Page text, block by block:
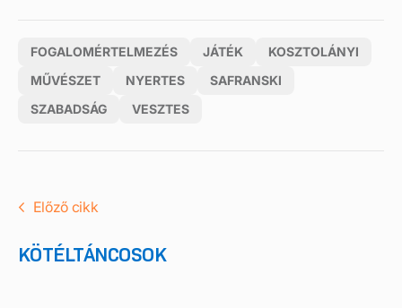
FOGALOMÉRTELMEZÉS JÁTÉK
KOSZTOLÁNYI
MŰVÉSZET
NYERTES
SAFRANSKI
SZABADSÁG
VESZTES
Előző cikk
KÖTÉLTÁNCOSOK